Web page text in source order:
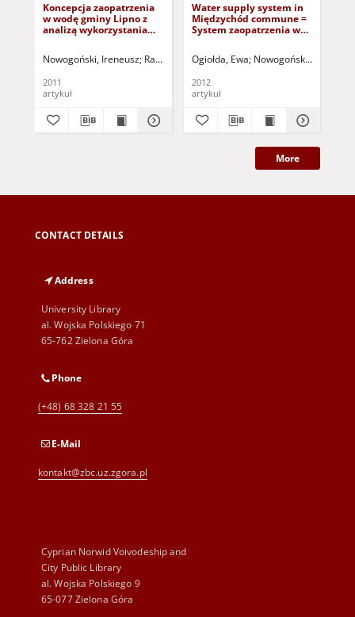
Koncepcja zaopatrzenia
w wodę gminy Lipno z
analizą wykorzystania
water supply of Lipno
of use of existing sources
of supply
Nowogoński, Ireneusz Raburska, Karolina Greinert, Andrzej - red.
2011
artykuł
Water supply system in
Międzychód commune =
System zaopatrzenia w
Ogiołda, Ewa Nowogoński, Ireneusz
2012
artykuł
More
CONTACT DETAILS
Address
University Library
al. Wojska Polskiego 71
65-762 Zielona Góra
Phone
(+48) 68 328 21 55
E-Mail
kontakt@zbc.uz.zgora.pl
Cyprian Norwid Voivodeship and
City Public Library
al. Wojska Polskiego 9
65-077 Zielona Góra